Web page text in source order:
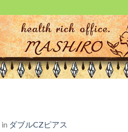
in ダブルCZピアス